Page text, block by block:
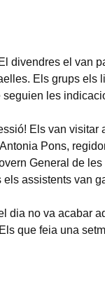
divendres el van
Els grups
les
Els van
Pons,
General de
assistents van
dia no va acabar
que feia una